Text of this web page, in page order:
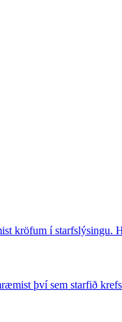
kröfum í
því sem starfið